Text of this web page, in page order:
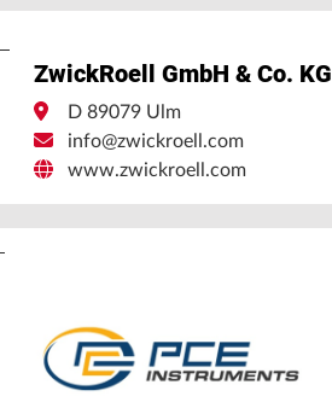
ZwickRoell GmbH & Co. KG
D 89079 Ulm
info@zwickroell.com
www.zwickroell.com